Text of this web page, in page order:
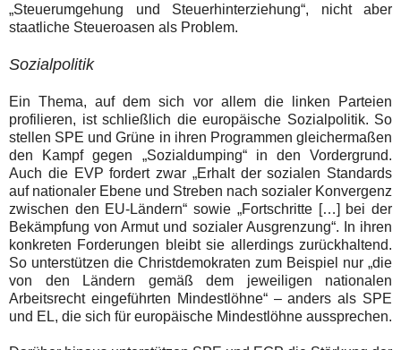
„Steuerumgehung und Steuerhinterziehung“, nicht aber
staatliche Steueroasen als Problem.
Sozialpolitik
Ein Thema, auf dem sich vor allem die linken Parteien
profilieren, ist schließlich die europäische Sozialpolitik. So
stellen SPE und Grüne in ihren Programmen gleichermaßen
den Kampf gegen „Sozialdumping“ in den Vordergrund.
Auch die EVP fordertzwar „Erhalt der sozialen Standards
auf nationaler Ebene und Streben nach sozialer Konvergenz
zwischen den EU-Ländern“ sowie „Fortschritte […] bei der
Bekämpfung von Armut und sozialer Ausgrenzung“. In ihren
konkreten Forderungen bleibt sie allerdings zurückhaltend.
So unterstützen die Christdemokraten zum Beispiel nur „die
von den Ländern gemäß dem jeweiligen nationalen
Arbeitsrecht eingeführten Mindestlöhne“ –anders als SPE
und EL, die sich für europäische Mindestlöhne aussprechen.